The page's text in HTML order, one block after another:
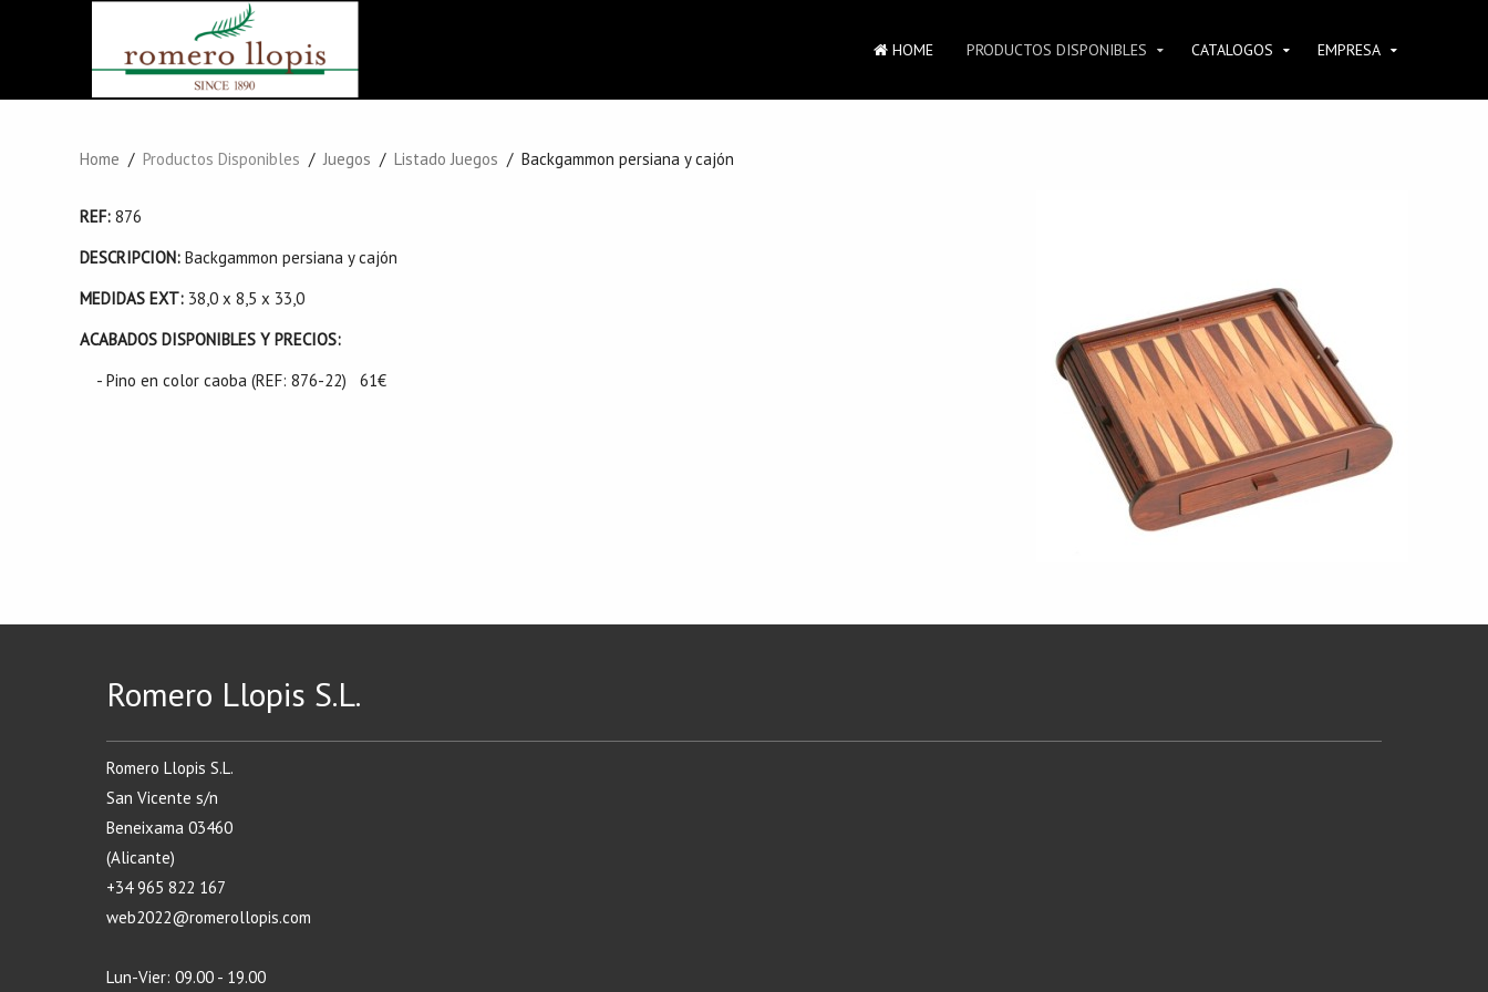
HOME PRODUCTOS DISPONIBLES CATALOGOS EMPRESA
Home Productos Disponibles Juegos Listado Juegos Backgammon persiana y cajón
REF: 876
DESCRIPCION: Backgammon persiana y cajón
MEDIDAS EXT: 38,0 x 8,5 x 33,0
ACABADOS DISPONIBLES Y PRECIOS:
- Pino en color caoba (REF: 876-22) 61€
Romero Llopis S.L.
Romero Llopis S.L.
San Vicente s/n
Beneixama 03460
(Alicante)
+34 965 822 167
web2022@romerollopis.com
Lun-Vier: 09.00 - 19.00